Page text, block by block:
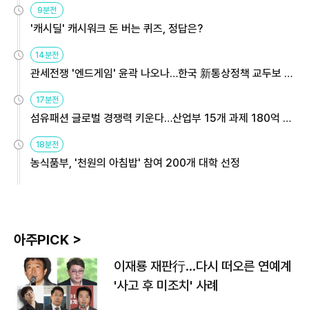
9분전
'캐시딜' 캐시워크 돈 버는 퀴즈, 정답은?
14분전
관세전쟁 '엔드게임' 윤곽 나오나…한국 新통상정책 교두보 활
17분전
섬유패션 글로벌 경쟁력 키운다…산업부 15개 과제 180억 지
18분전
농식품부, '천원의 아침밥' 참여 200개 대학 선정
아주PICK >
이재룡 재판行…다시 떠오른 연예계
'사고 후 미조치' 사례